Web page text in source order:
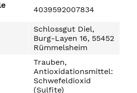
4039592007834
Schlossgut Diel,
Burg-Layen 16, 55452
Rümmelsheim
Trauben,
Antioxidationsmittel:
Schwefeldioxid
(Sulfite)